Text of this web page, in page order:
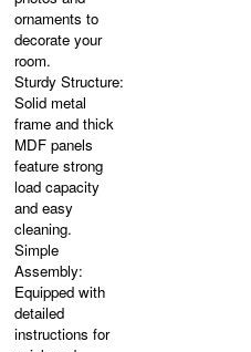
ornaments to
decorate your
room.
Sturdy Structure:
Solid metal
frame and thick
MDF panels
feature strong
load capacity
and easy
cleaning.
Simple
Assembly:
Equipped with
detailed
instructions for